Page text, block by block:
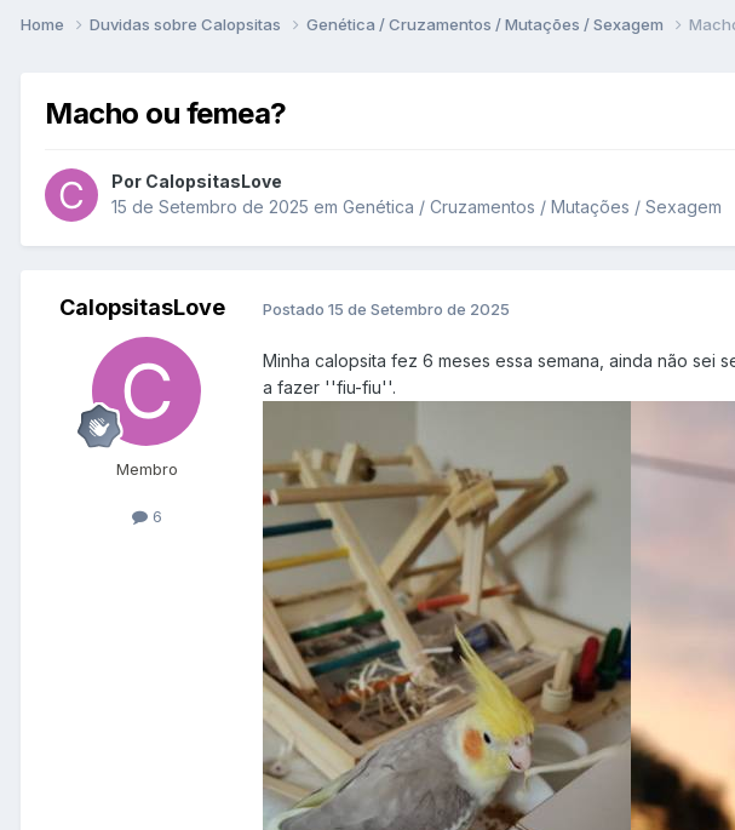
Home Duvidas sobre Calopsitas Genética / Cruzamentos / Mutações / Sexagem
Macho ou femea?
Por CalopsitasLove
15 de Setembro de 2025 em Genética / Cruzamentos / Mutações / Sexagem
CalopsitasLove
Membro
6
Postado 15 de Setembro de 2025
Minha calopsita fez 6 meses essa semana, ainda não
a fazer ''fiu-fiu''.